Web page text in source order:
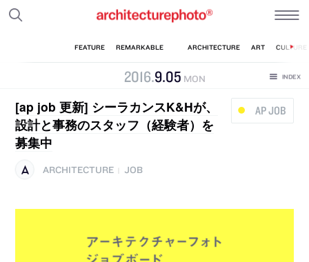
2016.9.05 MON
AP JOB
[ap job 更新] シーラカンスK&Hが、
設計と事務のスタッフ（経験者）を
募集中
ARCHITECTURE JOB